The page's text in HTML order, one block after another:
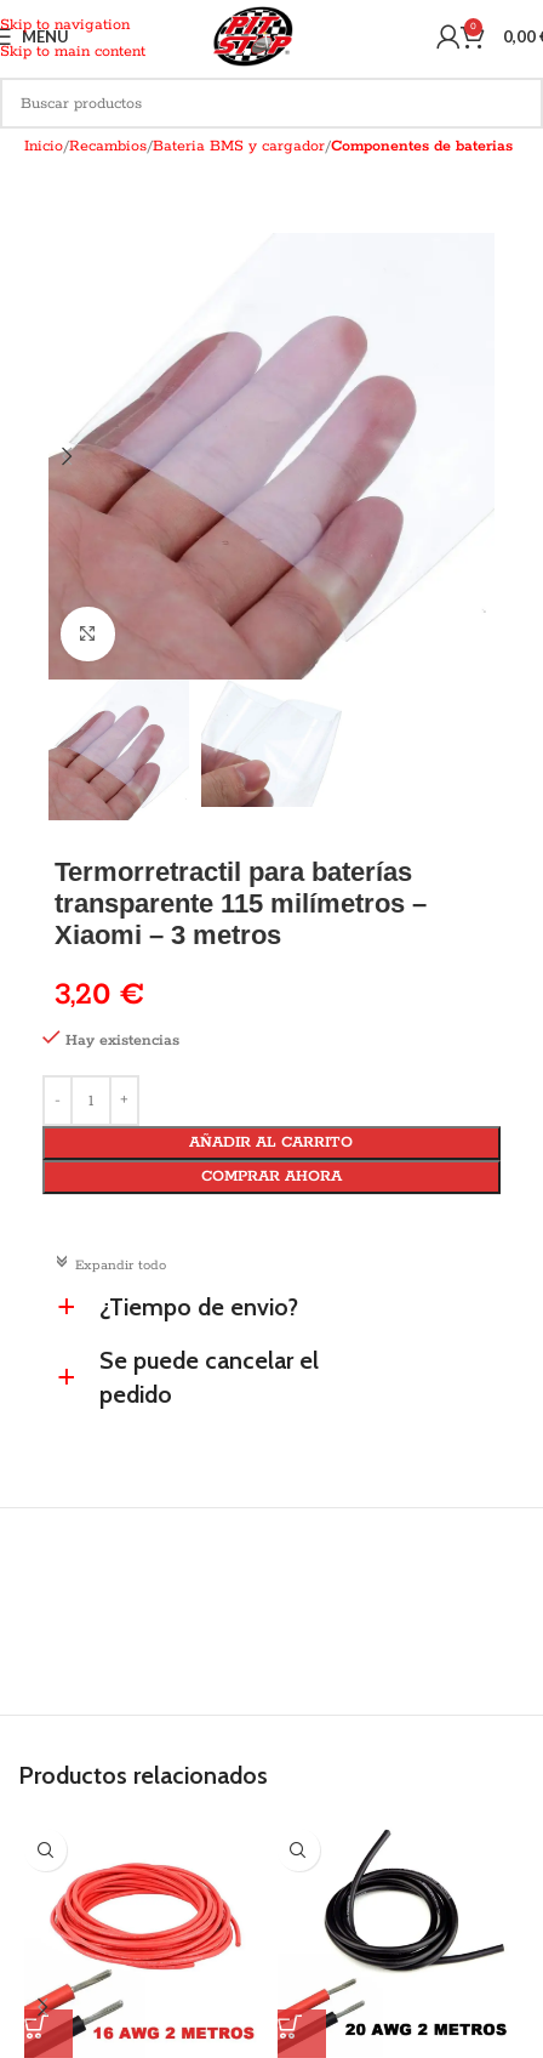
Skip to navigation
Skip to main content
MENU 0 0,00
Inicio Recambios Bateria BMS y cargador Componentes de baterias
Termorretractil para baterías
transparente 115 milímetros –
Xiaomi – 3 metros
3,20 €
c Expandir todo
a ¿Tiempo de envio?
a
Se puede cancelar el
pedido
Hay existencias
AÑADIR AL CARRITO
COMPRAR AHORA
Productos relacionados